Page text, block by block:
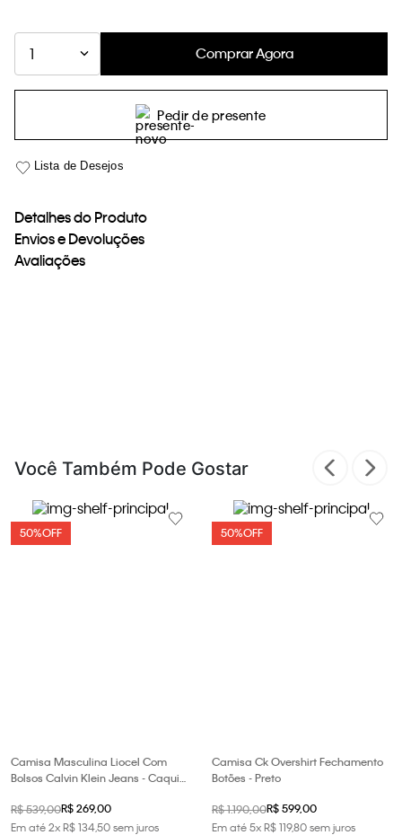
1 Comprar Agora
Pedir de presente
Detalhes do Produto
Envios e Devoluções
Avaliações
Você Também Pode Gostar
50%OFF
Camisa Masculina Liocel Com
Bolsos Calvin Klein Jeans - Caqui
R$539,00R$269,00
Em até2xR$13450sem juros
50%OFF
Camisa Ck Overshirt Fechamento
Botões - Preto
R$1.190,00R$599,00
Em até5xR$119,80sem juros